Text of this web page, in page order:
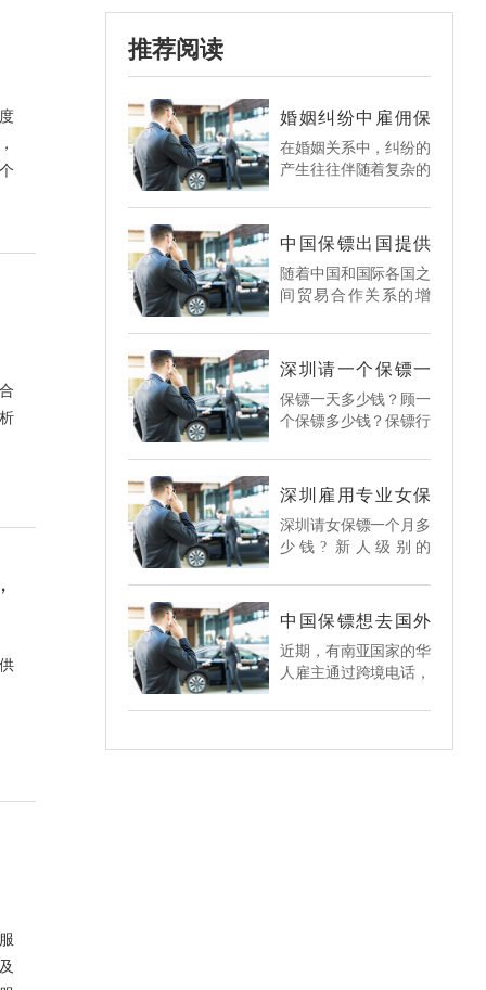
推荐阅读
婚姻纠纷中雇佣保
在婚姻关系中，纠纷的
产生往往伴随着复杂的
盾激化到一定程度时，
当事人的人身安全、财
产安全甚至正常生活秩
序都可能受到威胁。在
这种情况下，雇佣保镖
的视野。深圳保镖公司
婚姻纠纷中雇佣保镖的
作用。​
中国保镖出国提供
提是什么？
​随着中国和国际各国之
间贸易合作关系的增
在建交，而且一些国家
为了更好与中国合作，
就和中国针对入境问题
达成了合作协议，部分
国家还对中国公民采取
下，中国保镖公司的国
极的拓展，但是要出国
做国际保镖服务，还是
国提供国际服务的前提
是什么？
深圳请一个保镖一
保镖多少钱？）
​保镖一天多少钱？顾一
个保镖多少钱？保镖行
说是炙手可热的行业，
因为保镖的工资待遇一
般都是很高的，它高于
社会平均工资水平有很
多，因此现在有很多的
公司也越来越多了，他
求，对于保镖的要求也
是很高的，那么雇佣保
给朋友们具体的来分析
深圳雇用专业女保
女保镖一个月多少
钱?
​深圳请女保镖一个月多
少钱? 新人级别的
全包税后到手工
资) 初级女保镖
15000-18000/1月(吃住
全包税后到手工
资) 中级女保镖
中国保镖想去国外
么办？
​近期，有南亚国家的华
人雇主通过跨境电话，
保镖公司，想从该公司